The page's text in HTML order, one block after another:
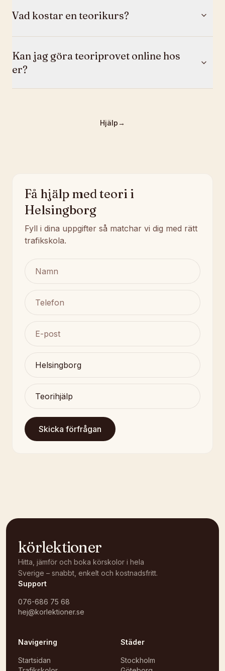
Vad kostar en teorikurs?
Kan jag göra teoriprovet online hos
er?
Hjälp→
Få hjälp med teori i
Helsingborg
Fyll i dina uppgifter så matchar vi dig med rätt
trafikskola.
Skicka förfrågan
körlektioner
Hitta, jämför och boka körskolor i hela
Sverige – snabbt, enkelt och kostnadsfritt.
Support
076-686 75 68
hej@korlektioner.se
Navigering
Startsidan
Städer
Stockholm